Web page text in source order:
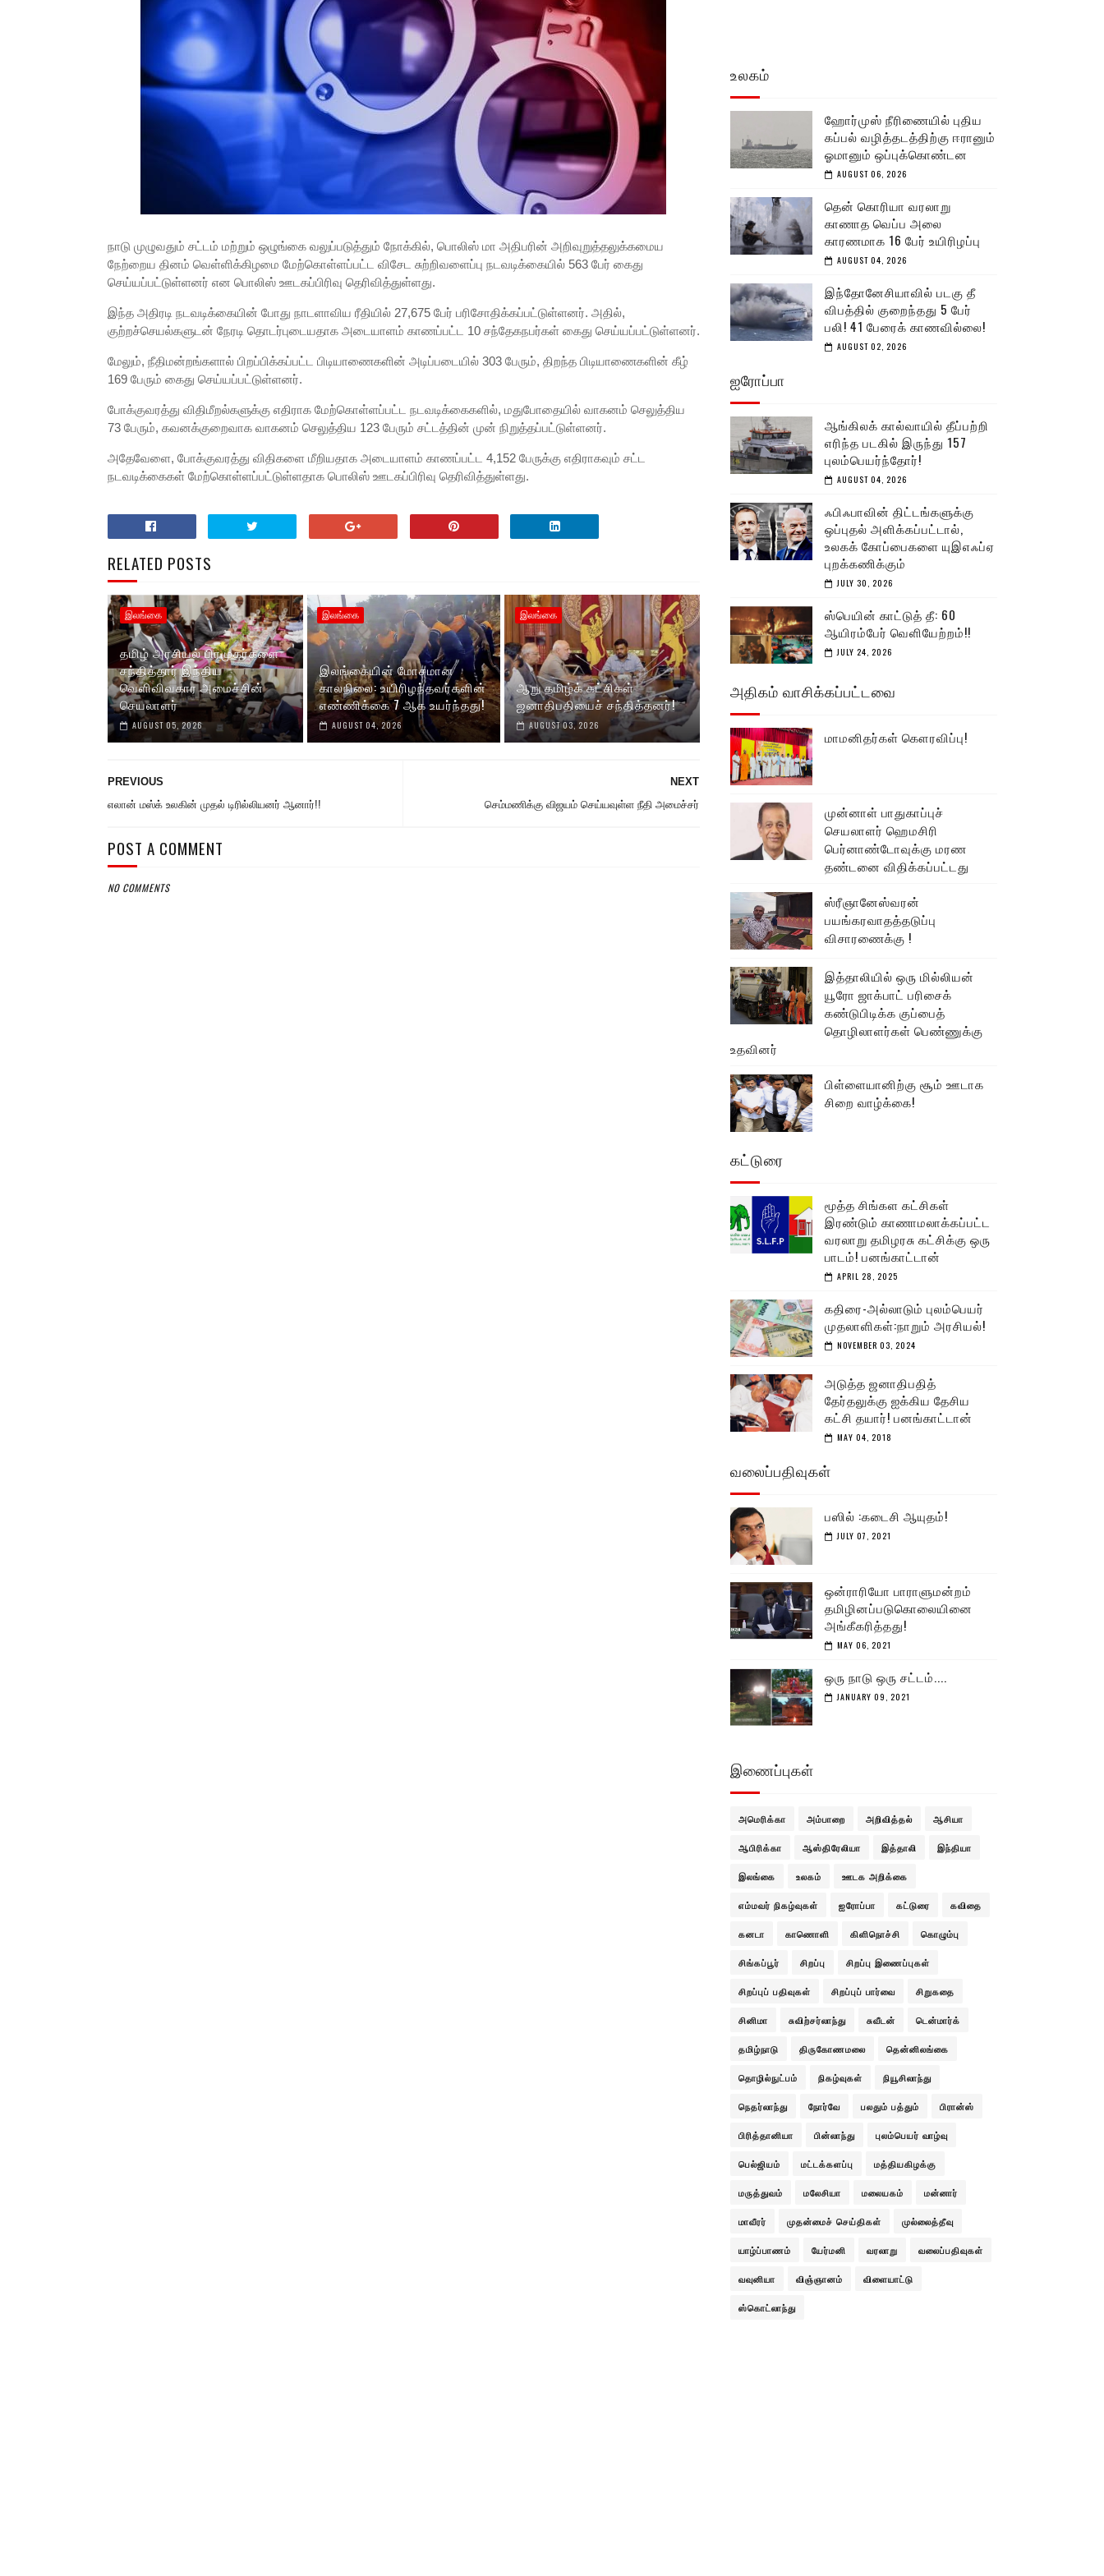
நாடு முழுவதும் சட்டம் மற்றும் ஒழுங்கை வலுப்படுத்தும் நோக்கில், பொலிஸ் மா அதிபரின் அறிவுறுத்தலுக்கமைய
நேற்றைய தினம் வெள்ளிக்கிழமை மேற்கொள்ளப்பட்ட விசேட சுற்றிவளைப்பு நடவடிக்கையில் 563 பேர் கைது
செய்யப்பட்டுள்ளனர் என பொலிஸ் ஊடகப்பிரிவு தெரிவித்துள்ளது.
இந்த அதிரடி நடவடிக்கையின் போது நாடளாவிய ரீதியில் 27,675 பேர் பரிசோதிக்கப்பட்டுள்ளனர். அதில்,
குற்றச்செயல்களுடன் நேரடி தொடர்புடையதாக அடையாளம் காணப்பட்ட 10 சந்தேகநபர்கள் கைது செய்யப்பட்டுள்ளனர்.
மேலும், நீதிமன்றங்களால் பிறப்பிக்கப்பட்ட பிடியாணைகளின் அடிப்படையில் 303 பேரும், திறந்த பிடியாணைகளின் கீழ்
169 பேரும் கைது செய்யப்பட்டுள்ளனர்.
போக்குவரத்து விதிமீறல்களுக்கு எதிராக மேற்கொள்ளப்பட்ட நடவடிக்கைகளில், மதுபோதையில் வாகனம் செலுத்திய
73 பேரும், கவனக்குறைவாக வாகனம் செலுத்திய 123 பேரும் சட்டத்தின் முன் நிறுத்தப்பட்டுள்ளனர்.
அதேவேளை, போக்குவரத்து விதிகளை மீறியதாக அடையாளம் காணப்பட்ட 4,152 பேருக்கு எதிராகவும் சட்ட
நடவடிக்கைகள் மேற்கொள்ளப்பட்டுள்ளதாக பொலிஸ் ஊடகப்பிரிவு தெரிவித்துள்ளது.
RELATED POSTS
இலங்கை
தமிழ் அரசியல் பிரமுகர்களை
சந்தித்தார் இந்திய
வெளிவிவகார அமைச்சின்
செயலாளர்
AUGUST 05, 2026
இலங்கை
இலங்கையின் மோசமான
காலநிலை: உயிரிழந்தவர்களின்
எண்ணிக்கை 7 ஆக உயர்ந்தது!
AUGUST 04, 2026
இலங்கை
ஆறு தமிழ்க் கட்சிகள்
ஜனாதிபதியைச் சந்தித்தனர்!
AUGUST 03, 2026
NEXT
செம்மணிக்கு விஜயம் செய்யவுள்ள நீதி அமைச்சர்
PREVIOUS
எலான் மஸ்க் உலகின் முதல் டிரில்லியனர் ஆனார்!!
POST A COMMENT
NO COMMENTS
உலகம்
ஹோர்முஸ் நீரிணையில் புதிய
கப்பல் வழித்தடத்திற்கு ஈரானும்
ஓமானும் ஒப்புக்கொண்டன
AUGUST 06, 2026
தென் கொரியா வரலாறு
காணாத வெப்ப அலை
காரணமாக 16 பேர் உயிரிழப்பு
AUGUST 04, 2026
இந்தோனேசியாவில் படகு தீ
விபத்தில் குறைந்தது 5 பேர்
பலி! 41 பேரைக் காணவில்லை!
AUGUST 02, 2026
ஐரோப்பா
ஆங்கிலக் கால்வாயில் தீப்பற்றி
எரிந்த படகில் இருந்து 157
புலம்பெயர்ந்தோர்!
AUGUST 04, 2026
ஃபிஃபாவின் திட்டங்களுக்கு
ஒப்புதல் அளிக்கப்பட்டால்,
உலகக் கோப்பைகளை யுஇஎஃப்ஏ
புறக்கணிக்கும்
JULY 30, 2026
ஸ்பெயின் காட்டுத் தீ: 60
ஆயிரம்பேர் வெளியேற்றம்!!
JULY 24, 2026
அதிகம் வாசிக்கப்பட்டவை
மாமனிதர்கள் கௌரவிப்பு!
முன்னாள் பாதுகாப்புச்
செயலாளர் ஹெமசிரி
பெர்னாண்டோவுக்கு மரண
தண்டனை விதிக்கப்பட்டது
ஸ்ரீஞானேஸ்வரன்
பயங்கரவாதத்தடுப்பு
விசாரணைக்கு !
இத்தாலியில் ஒரு மில்லியன்
யூரோ ஜாக்பாட் பரிசைக்
கண்டுபிடிக்க குப்பைத்
தொழிலாளர்கள் பெண்ணுக்கு
உதவினர்
பிள்ளையானிற்கு சூம் ஊடாக
சிறை வாழ்க்கை!
கட்டுரை
மூத்த சிங்கள கட்சிகள்
இரண்டும் காணாமலாக்கப்பட்ட
வரலாறு தமிழரசு கட்சிக்கு ஒரு
பாடம்! பனங்காட்டான்
APRIL 28, 2025
கதிரை-அல்லாடும் புலம்பெயர்
முதலாளிகள்:நாறும் அரசியல்!
NOVEMBER 03, 2024
அடுத்த ஜனாதிபதித்
தேர்தலுக்கு ஐக்கிய தேசிய
கட்சி தயார்! பனங்காட்டான்
MAY 04, 2018
வலைப்பதிவுகள்
பஸில் :கடைசி ஆயுதம்!
JULY 07, 2021
ஒன்ராரியோ பாராளுமன்றம்
தமிழினப்படுகொலையினை
அங்கீகரித்தது!
MAY 06, 2021
ஒரு நாடு ஒரு சட்டம்....
JANUARY 09, 2021
இணைப்புகள்
அமெரிக்கா அம்பாறை அறிவித்தல் ஆசியா
ஆபிரிக்கா ஆஸ்திரேலியா இத்தாலி இந்தியா
இலங்கை உலகம் ஊடக அறிக்கை
எம்மவர் நிகழ்வுகள் ஐரோப்பா கட்டுரை கவிதை
கனடா காணொளி கிளிநொச்சி கொழும்பு
சிங்கப்பூர் சிறப்பு சிறப்பு இணைப்புகள்
சிறப்புப் பதிவுகள் சிறப்புப் பார்வை சிறுகதை
சினிமா சுவிற்சர்லாந்து சுவீடன் டென்மார்க்
தமிழ்நாடு திருகோணமலை தென்னிலங்கை
தொழில்நுட்பம் நிகழ்வுகள் நியூசிலாந்து
நெதர்லாந்து நோர்வே பலதும் பத்தும் பிரான்ஸ்
பிரித்தானியா பின்லாந்து புலம்பெயர் வாழ்வு
பெல்ஜியம் மட்டக்களப்பு மத்தியகிழக்கு
மருத்துவம் மலேசியா மலையகம் மன்னார்
மாவீரர் முதன்மைச் செய்திகள் முல்லைத்தீவு
யாழ்ப்பாணம் யேர்மனி வரலாறு வலைப்பதிவுகள்
வவுனியா விஞ்ஞானம் விளையாட்டு
ஸ்கொட்லாந்து